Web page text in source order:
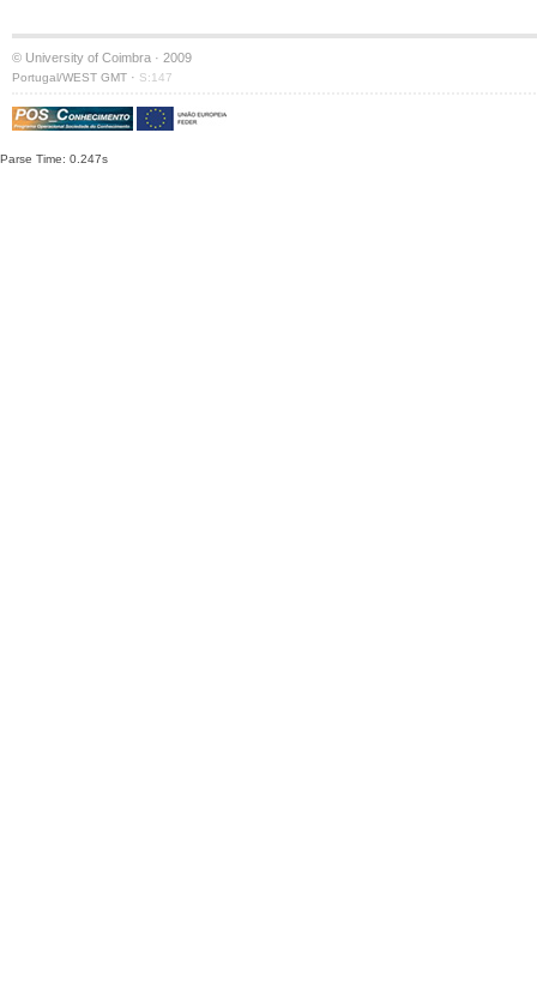
© University of Coimbra · 2009
Portugal/WEST GMT · S:147
Parse Time: 0.247s